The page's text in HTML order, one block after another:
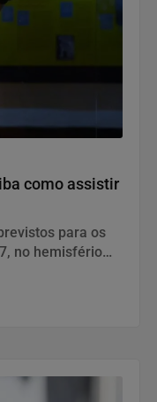
como assistir
para os
no hemisfério